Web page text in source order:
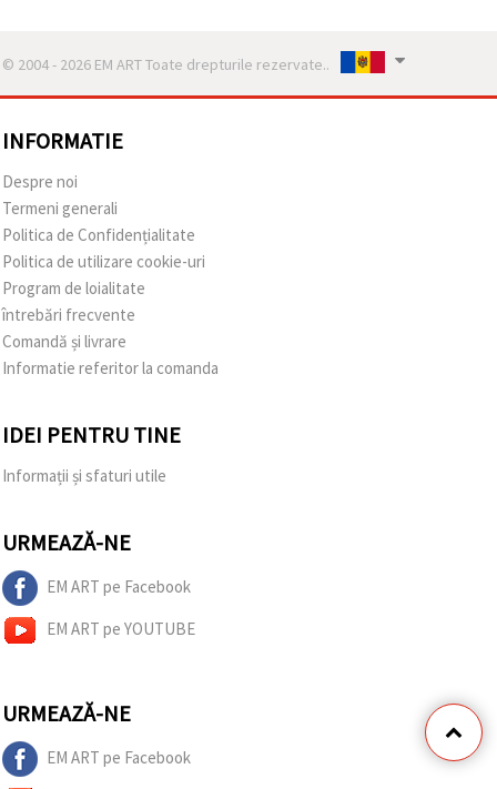
© 2004 - 2026 EM ART Toate drepturile rezervate..
INFORMATIE
Despre noi
Termeni generali
Politica de Confidențialitate
Politica de utilizare cookie-uri
Program de loialitate
întrebări frecvente
Comandă și livrare
Informatie referitor la comanda
IDEI PENTRU TINE
Informații și sfaturi utile
URMEAZĂ-NE
EM ART pe Facebook
EM ART pe YOUTUBE
URMEAZĂ-NE
EM ART pe Facebook